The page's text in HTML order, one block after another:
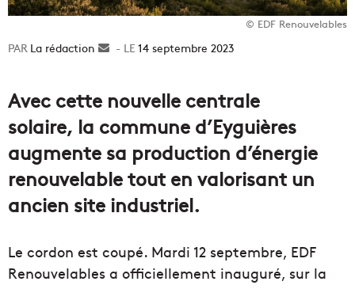
© EDF Renouvelables
La rédaction
Envoyer14 septembre 2023
Avec cette nouvelle centrale
solaire, la commune d’Eyguières
augmente sa production d’énergie
renouvelable tout en valorisant un
ancien site industriel.
Le cordon est coupé. Mardi 12 septembre, EDF
Renouvelables a officiellement inauguré, sur la